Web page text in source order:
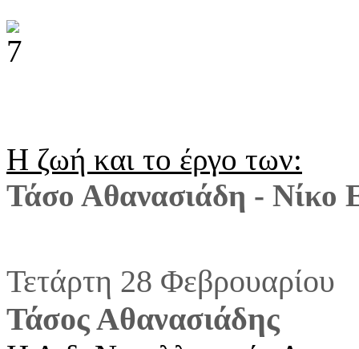
Η ζωή και το έργο των:
Τάσο Αθανασιάδη - Νίκο
Τετάρτη 28 Φεβρουαρίου
Τάσος Αθανασιάδης